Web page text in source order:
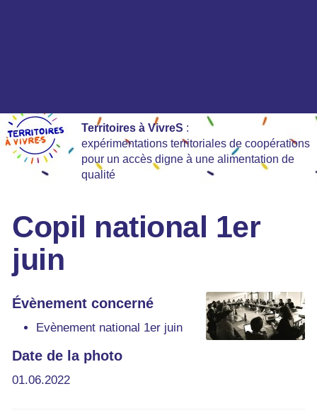
Territoires à VivreS :
expérimentations territoriales de coopérations
pour un accès digne à une alimentation de
qualité
Copil national 1er
juin
Évènement concerné
Evènement national 1er juin
Date de la photo
01.06.2022